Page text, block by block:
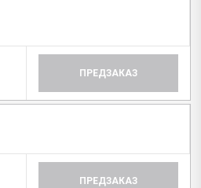
ПРЕДЗАКАЗ
ПРЕДЗАКАЗ